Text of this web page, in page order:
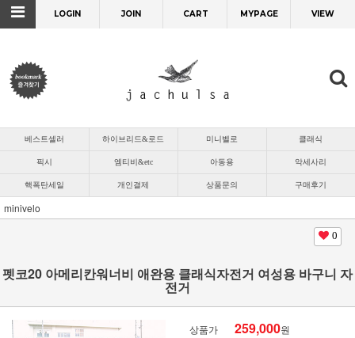
LOGIN JOIN CART MYPAGE VIEW
베스트셀러 하이브리드&로드 미니벨로 클래식
픽시 엠티비&etc 아동용 악세사리
핵폭탄세일 개인결제 상품문의 구매후기
minivelo
0
펫코20 아메리칸워너비 애완용 클래식자전거 여성용 바구니 자
전거
상품가 259,000원